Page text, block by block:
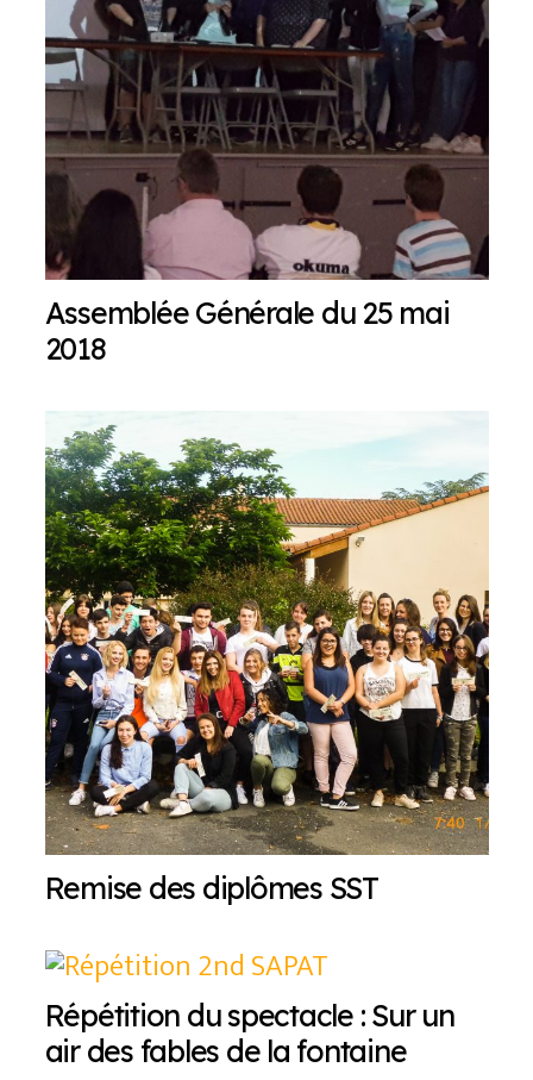
Assemblée Générale du 25 mai
2018
Remise des diplômes SST
Répétition du spectacle : Sur un
air des fables de la fontaine